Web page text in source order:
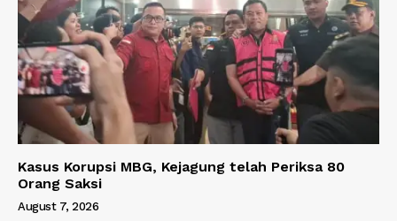
Kasus Korupsi MBG, Kejagung telah Periksa 80
Orang Saksi
August 7, 2026